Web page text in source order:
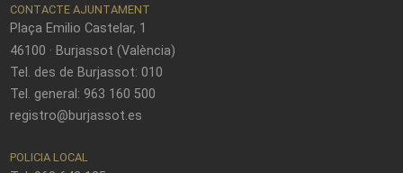
CONTACTE AJUNTAMENT
Plaça Emilio Castelar, 1
46100 · Burjassot (València)
Tel. des de Burjassot: 010
Tel. general: 963 160 500
registro@burjassot.es
POLICIA LOCAL